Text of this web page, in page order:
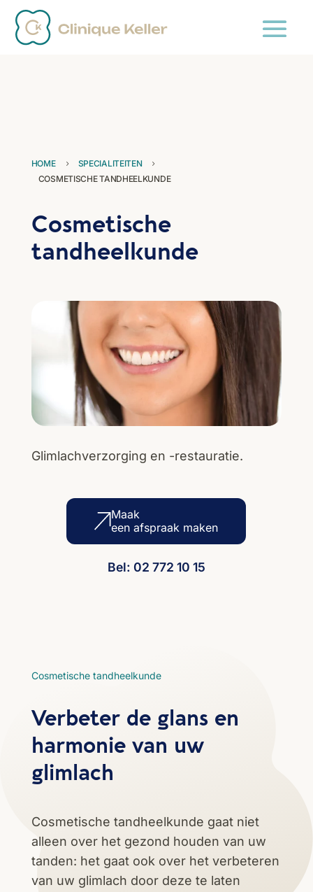
HOME 5 SPECIALITEITEN 5
COSMETISCHE TANDHEELKUNDE
Cosmetische
tandheelkunde
Glimlachverzorging en -restauratie.
Maak
een afspraak maken
Bel: 02 772 10 15
Cosmetische tandheelkunde
Verbeter de glans en
harmonie van uw
glimlach
Cosmetische tandheelkunde gaat niet
alleen over het gezond houden van uw
tanden: het gaat ook over het verbeteren
van uw glimlach door deze te laten